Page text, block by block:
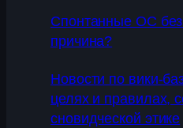
Спонтанные ОС
причина?
Новости по вики-
целях и правилах,
сновидческой этике